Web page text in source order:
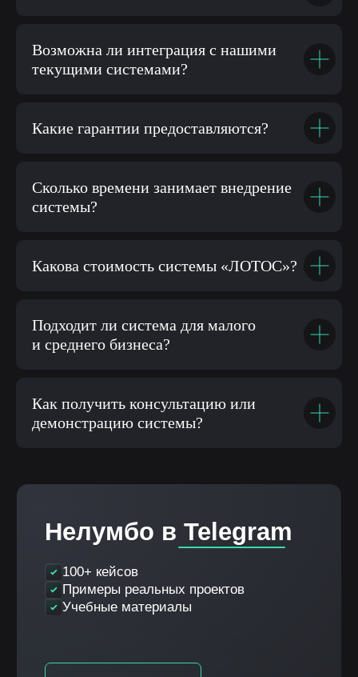
Возможна ли интеграция с нашими
текущими системами?
Какие гарантии предоставляются?
Сколько времени занимает внедрение
системы?
Какова стоимость системы «ЛОТОС»?
Подходит ли система для малого
и среднего бизнеса?
Как получить консультацию или
демонстрацию системы?